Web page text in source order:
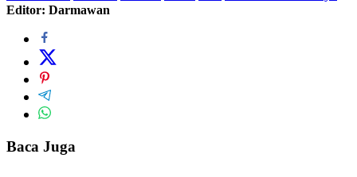
Editor: Darmawan
Baca Juga